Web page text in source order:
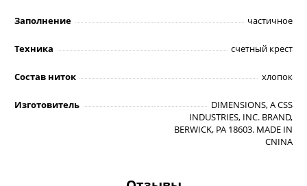
Заполнение частичное
Техника счетный крест
Состав ниток хлопок
Изготовитель
DIMENSIONS, A CSS
INDUSTRIES, INC. BRAND,
BERWICK, PA 18603. MADE IN
CNINA